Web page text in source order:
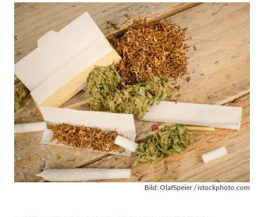
Bild: OlafSpeier / istockphoto.com